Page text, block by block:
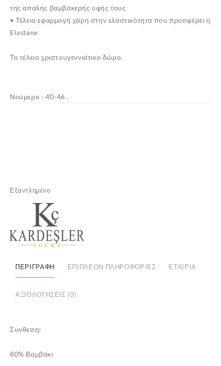
της απαλής βαμβακερής υφής τους
• Τέλεια εφαρμογή χάρη στην ελαστικότητα που προσφέρει η
Elastane
Το τέλειο χριστουγεννιάτικο δώρο.
Νούμερο : 40-46 .
Εξαντλημένο
ΠΕΡΙΓΡΑΦΉ ΕΠΙΠΛΈΟΝ ΠΛΗΡΟΦΟΡΊΕΣ ΕΤΑΙΡΊΑ
ΑΞΙΟΛΟΓΉΣΕΙΣ (0)
Συνθεση:
80% Βαμβάκι